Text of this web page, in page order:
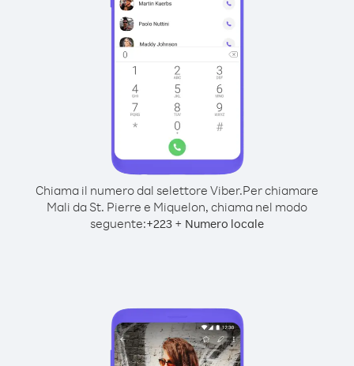
Chiama il numero dal selettore Viber.Per chiamare
Mali da St. Pierre e Miquelon, chiama nel modo
seguente:+223 + Numero locale